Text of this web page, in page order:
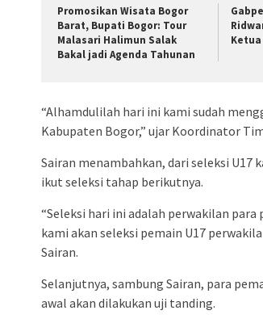
Promosikan Wisata Bogor
Barat, Bupati Bogor: Tour
Malasari Halimun Salak
Bakal jadi Agenda Tahunan
“Alhamdulilah hari ini kami sudah
Kabupaten Bogor,” ujar Koordinator
Sairan menambahkan, dari seleksi U17
ikut seleksi tahap berikutnya.
“Seleksi hari ini adalah perwakilan para
kami akan seleksi pemain U17
Sairan.
Selanjutnya, sambung Sairan, para
awal akan dilakukan uji tanding.